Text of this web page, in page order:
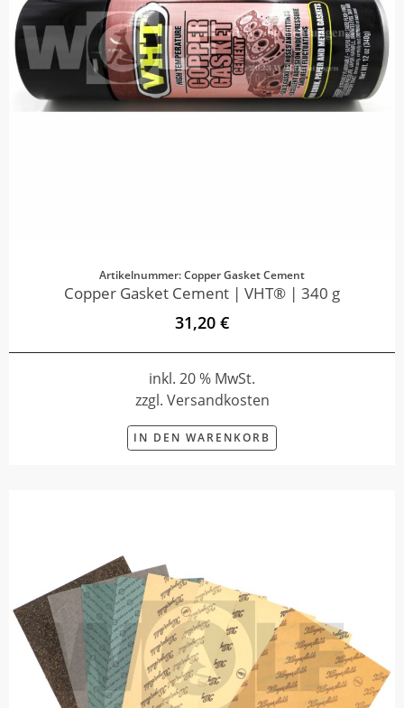
Artikelnummer: Copper Gasket Cement
Copper Gasket Cement | VHT® | 340 g
31,20 €
inkl. 20 % MwSt.
zzgl. Versandkosten
IN DEN WARENKORB